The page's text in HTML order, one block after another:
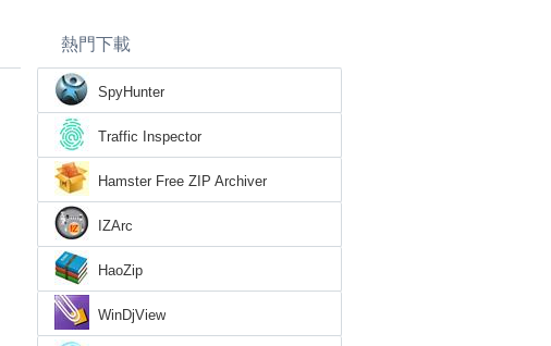
熱門下載
SpyHunter
Traffic Inspector
Hamster Free ZIP Archiver
IZArc
HaoZip
WinDjView